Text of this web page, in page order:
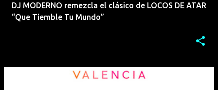
DJ MODERNO remezcla el clásico de LOCOS DE ATAR
“Que Tiemble Tu Mundo”